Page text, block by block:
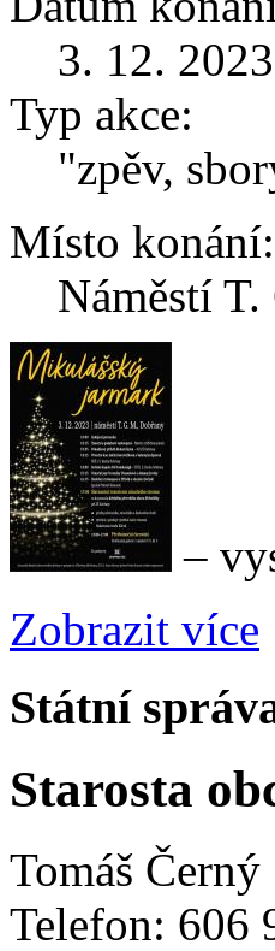
3. 12. 2023
Typ akce:
"zpěv,
Místo konání:
Náměstí
–
Zobrazit více
Státní
Starosta
Tomáš Černý
Telefon: 606